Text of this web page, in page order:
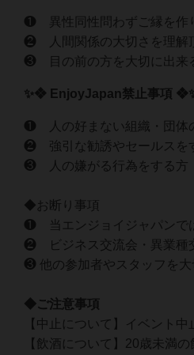
❶ 異性同性問わずご縁を作
❷ 人間関係の大切さを理解
❸ 目の前の方を大切に出来
✨❖ EnjoyJapan禁止事項
❶ 人の好まない組織・団体
❷ 強引な勧誘やセールスを
❸ 人の嫌がる行為をする方
◆お断り事項
❶ 当エンジョイジャパンで
❷ ビジネス交流会・異業種
❸ 他の参加者やスタッフを
◆ご注意事項
【中止について】イベント
【飲酒について】20歳未満